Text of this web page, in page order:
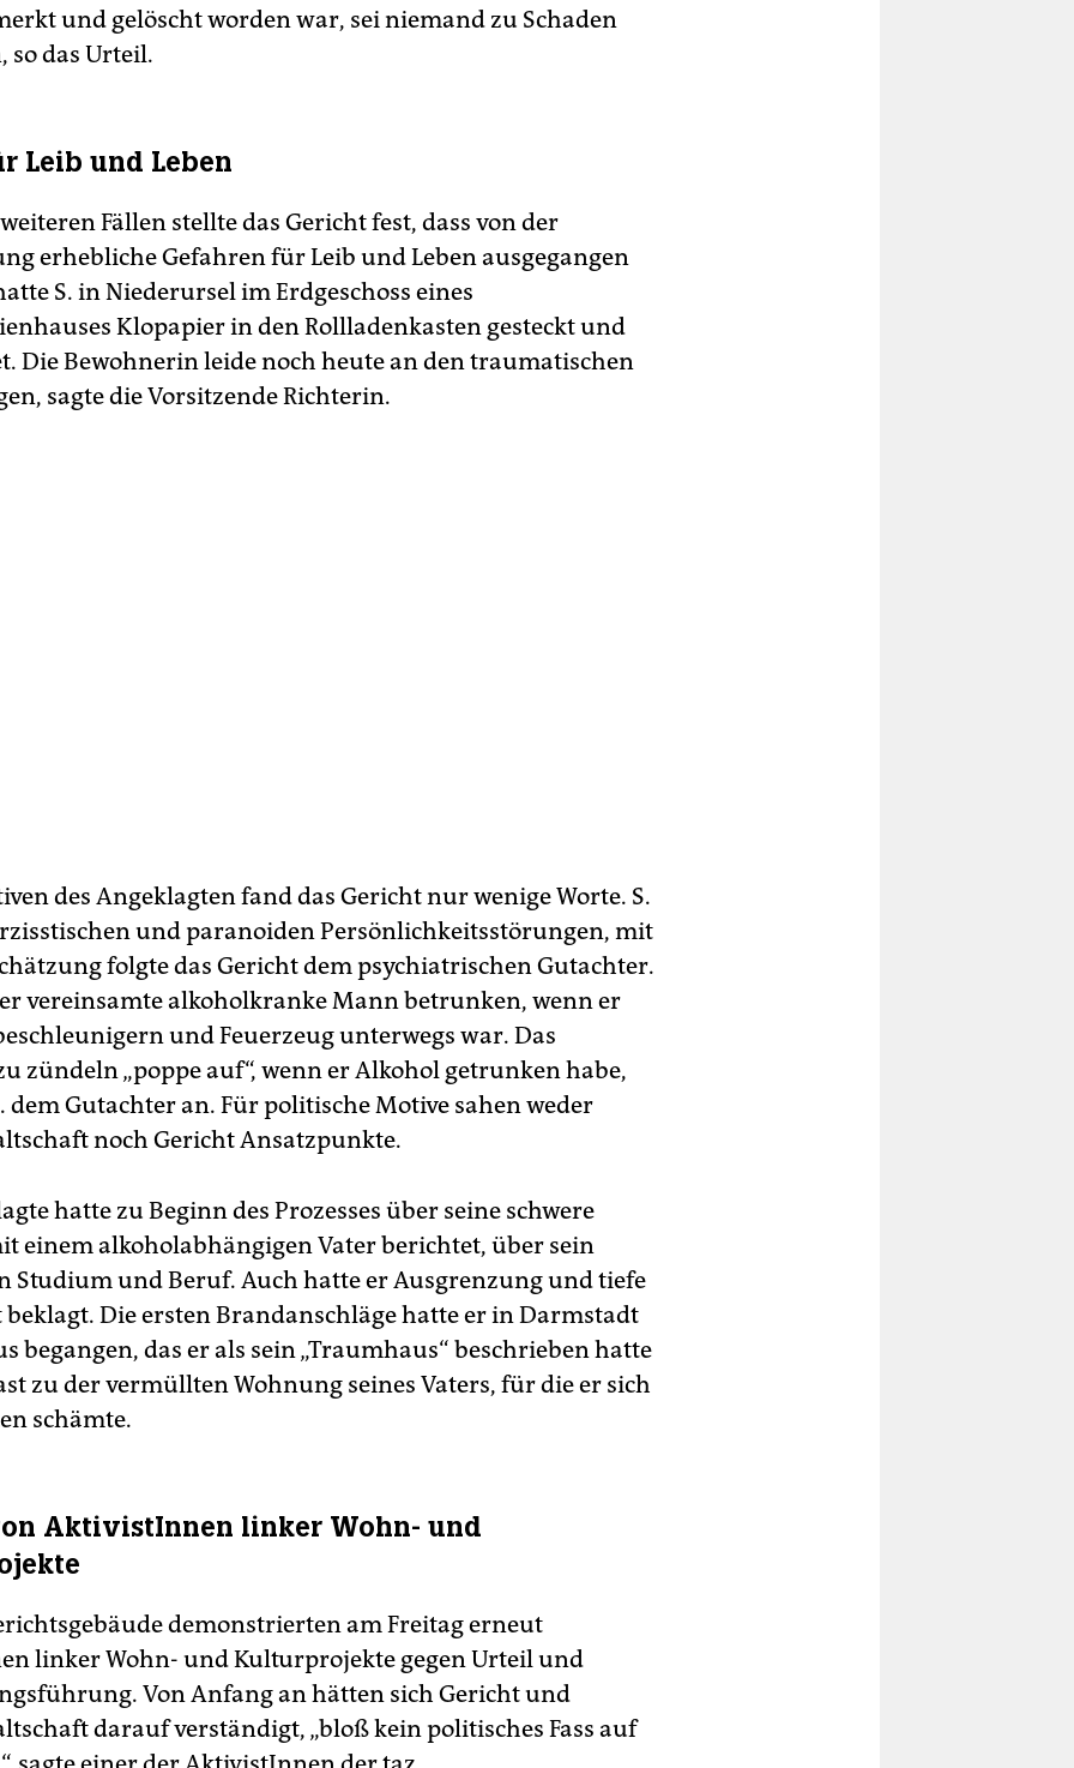
und gelöscht worden war, sei niemand zu Schaden
so das Urteil.
Leib und Leben
Fällen stellte das Gericht fest, dass von der
erhebliche Gefahren für Leib und Leben ausgegangen
S. in Niederursel im Erdgeschoss eines
Klopapier in den Rollladenkasten gesteckt und
Die Bewohnerin leide noch heute an den traumatischen
sagte die Vorsitzende Richterin.
des Angeklagten fand das Gericht nur wenige Worte. S.
und paranoiden Persönlichkeitsstörungen, mit
folgte das Gericht dem psychiatrischen Gutachter.
vereinsamte alkoholkranke Mann betrunken, wenn er
und Feuerzeug unterwegs war. Das
zündeln „poppe auf“, wenn er Alkohol getrunken habe,
dem Gutachter an. Für politische Motive sahen weder
noch Gericht Ansatzpunkte.
hatte zu Beginn des Prozesses über seine schwere
einem alkoholabhängigen Vater berichtet, über sein
Studium und Beruf. Auch hatte er Ausgrenzung und tiefe
Die ersten Brandanschläge hatte er in Darmstadt
begangen, das er als sein „Traumhaus“ beschrieben hatte
zu der vermüllten Wohnung seines Vaters, für die er sich
schämte.
AktivistInnen linker Wohn- und
demonstrierten am Freitag erneut
linker Wohn- und Kulturprojekte gegen Urteil und
Von Anfang an hätten sich Gericht und
darauf verständigt, „bloß kein politisches Fass auf